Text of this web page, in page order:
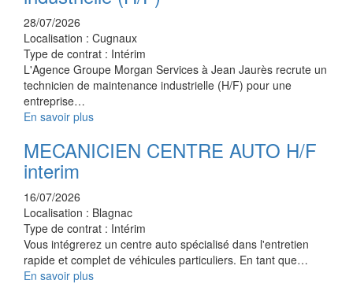
28/07/2026
Localisation : Cugnaux
Type de contrat : Intérim
L'Agence Groupe Morgan Services à Jean Jaurès recrute un
technicien de maintenance industrielle (H/F) pour une
entreprise…
En savoir plus
MECANICIEN CENTRE AUTO H/F
interim
16/07/2026
Localisation : Blagnac
Type de contrat : Intérim
Vous intégrerez un centre auto spécialisé dans l'entretien
rapide et complet de véhicules particuliers. En tant que…
En savoir plus